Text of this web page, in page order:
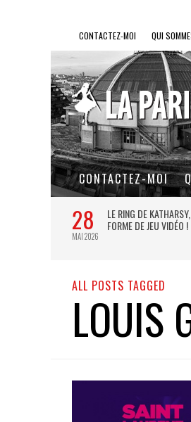
CONTACTEZ-MOI QUI
CONTACTEZ-MOI
28
MAI 2026
LE RING DE
FORME DE JEU VIDÉO !
ALL POSTS TAGGED
LOUIS